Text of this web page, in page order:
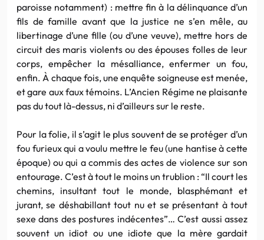
paroisse notamment) : mettre fin à la délinquance d’un
fils de famille avant que la justice ne s’en mêle, au
libertinage d’une fille (ou d’une veuve), mettre hors de
circuit des maris violents ou des épouses folles de leur
corps, empêcher la mésalliance, enfermer un fou,
enfin. À chaque fois, une enquête soigneuse est menée,
et gare aux faux témoins. L’Ancien Régime ne plaisante
pas du tout là-dessus, ni d’ailleurs sur le reste.
Pour la folie, il s’agit le plus souvent de se protéger d’un
fou furieux qui a voulu mettre le feu (une hantise à cette
époque) ou qui a commis des actes de violence sur son
entourage. C’est à tout le moins un trublion : “Il court les
chemins, insultant tout le monde, blasphémant et
jurant, se déshabillant tout nu et se présentant à tout
sexe dans des postures indécentes”… C’est aussi assez
souvent un idiot ou une idiote que la mère gardait